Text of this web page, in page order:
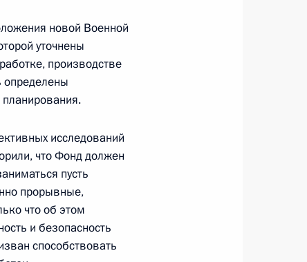
новой Военной
уточнены
производстве
определены
исследований
что Фонд должен
пусть
прорывные,
что об этом
и безопасность
способствовать